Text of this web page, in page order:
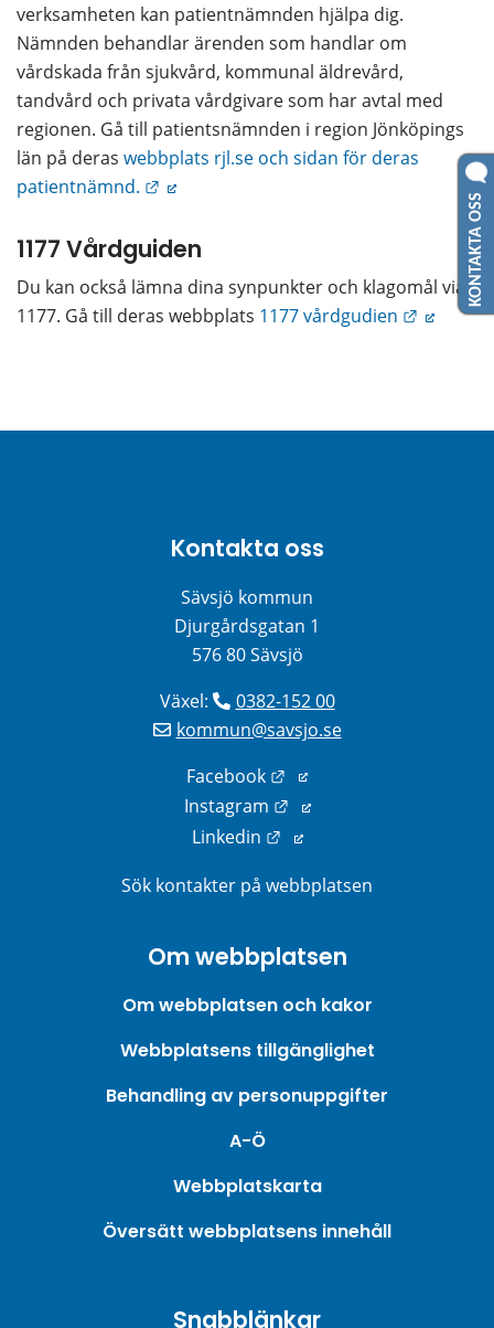
verksamheten kan patientnämnden hjälpa dig.
Nämnden behandlar ärenden som handlar om
vårdskada från sjukvård, kommunal äldrevård,
tandvård och privata vårdgivare som har avtal med
regionen. Gå till patientsnämnden i region Jönköpings
län på deras webbplats rjl.se och sidan för deras
patientnämnd.
Länk till annan webbplats.
1177 Vårdguiden
Du kan också lämna dina synpunkter och klagomål via
1177. Gå till deras webbplats 1177 vårdgudien Länk till
Kontakta oss
Sävsjö kommun
Djurgårdsgatan 1
576 80 Sävsjö
Växel:
0382-152 00
kommun@savsjo.se
Facebook
Länk till annan
Instagram
Länk till annan
Linkedin
Länk till annan webbplats.
Sök kontakter på webbplatsen
Om webbplatsen
Om webbplatsen och kakor
Webbplatsens tillgänglighet
Behandling av personuppgifter
A-Ö
Webbplatskarta
Översätt webbplatsens innehåll
Snabblänkar
KONTAKTA OSS